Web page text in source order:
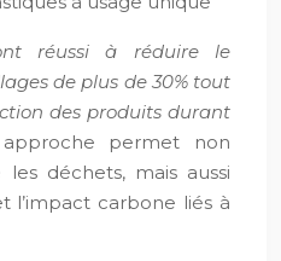
réussi à réduire le
de plus de 30% tout
des produits durant
permet non
déchets, mais aussi
l’impact carbone liés à